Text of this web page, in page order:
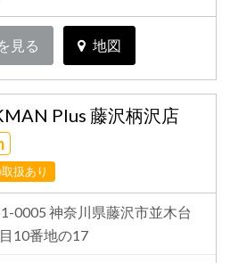
見る 地図
Plus 藤沢柄沢店
扱あり
0005 神奈川県藤沢市並木台
10番地の17